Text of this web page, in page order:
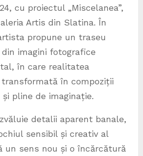
cu proiectul „Miscelanea”,
Artis din Slatina. În
propune un traseu
imagini fotografice
în care realitatea
în compoziții
pline de imaginație.
detalii aparent banale,
sensibil și creativ al
un sens nou și o încărcătură